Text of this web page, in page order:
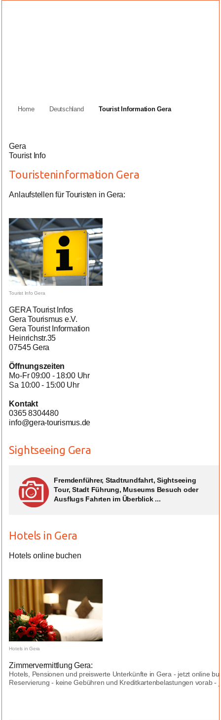
Home Deutschland Tourist Information Gera
Gera
Tourist Info
Touristeninformation Gera
Anlaufstellen für Touristen in Gera:
Tourist Info Gera
GERA Tourist Infos
Gera Tourismus e.V.
Gera Tourist Information
Heinrichstr.35
07545 Gera
Öffnungszeiten
Mo-Fr 09:00 - 18:00 Uhr
Sa 10:00 - 15:00 Uhr
Kontakt
0365 8304480
info@gera-tourismus.de
Sightseeing Gera
Fremdenführer, Stadtrundfahrt, Sightseeing
Tour, Stadt Führung, Museums Besuch oder
Ausflugs Fahrten im Überblick ...
Hotels in Gera
Hotels online buchen
Hotels in Gera
Zimmervermittlung Gera:
Hotels, Pensionen und preiswerte Unterkünfte in Gera - jetzt online
Reservierung - keine Gebühren und Kreditkartenbelastungen vorab -